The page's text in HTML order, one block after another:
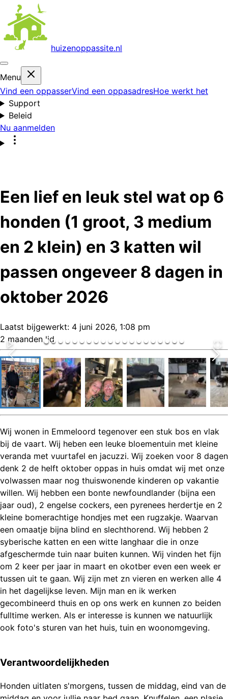
huizenoppassite.nl
Menu
Vind een oppasserVind een oppasadresHoe werkt het
Support
Beleid
Nu aanmelden
Een lief en leuk stel wat op 6
honden (1 groot, 3 medium
en 2 klein) en 3 katten wil
passen ongeveer 8 dagen in
oktober 2026
Laatst bijgewerkt: 4 juni 2026, 1:08 pm
2 maanden lid
Wij wonen in Emmeloord tegenover een stuk bos en vlak
bij de vaart. Wij heben een leuke bloementuin met kleine
veranda met vuurtafel en jacuzzi. Wij zoeken voor 8 dagen
denk 2 de helft oktober oppas in huis omdat wij met onze
volwassen maar nog thuiswonende kinderen op vakantie
willen. Wij hebben een bonte newfoundlander (bijna een
jaar oud), 2 engelse cockers, een pyrenees herdertje en 2
kleine bomerachtige hondjes met een rugzakje. Waarvan
een omaatje bijna blind en slechthorend. Wij hebben 2
syberische katten en een witte langhaar die in onze
afgeschermde tuin naar buiten kunnen. Wij vinden het fijn
om 2 keer per jaar in maart en okotber even een week er
tussen uit te gaan. Wij zijn met zn vieren en werken alle 4
in het dagelijkse leven. Mijn man en ik werken
gecombineerd thuis en op ons werk en kunnen zo beiden
fulltime werken. Als er interesse is kunnen we natuurlijk
ook foto's sturen van het huis, tuin en woonomgeving.
Verantwoordelijkheden
Honden uitlaten s'morgens, tussen de middag, eind van de